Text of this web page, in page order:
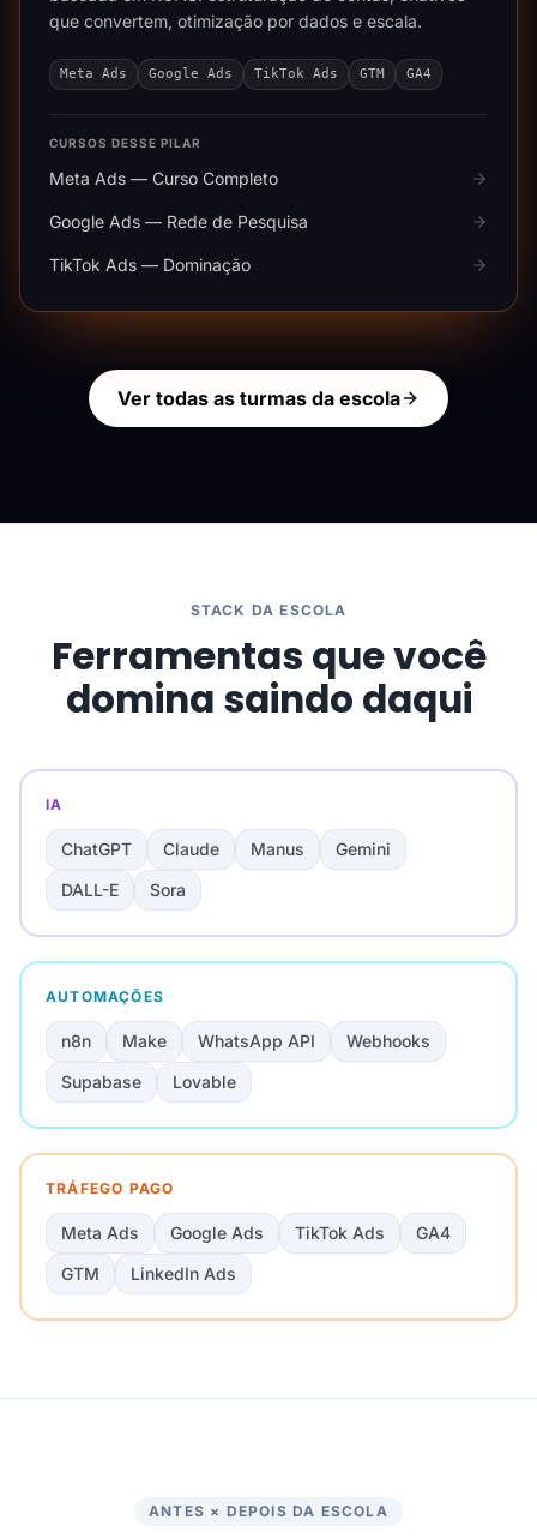
que convertem, otimização por dados e escala.
Meta Ads Google Ads TikTok Ads GTM GA4
CURSOS DESSE PILAR
Meta Ads — Curso Completo
Google Ads — Rede de Pesquisa
TikTok Ads — Dominação
Ver todas as turmas da escola
STACK DA ESCOLA
Ferramentas que você
domina saindo daqui
IA
ChatGPT Claude Manus
Gemini
DALL-E
Sora
AUTOMAÇÕES
n8n Make WhatsApp API
Webhooks
Supabase
Lovable
TRÁFEGO PAGO
Meta Ads Google Ads TikTok Ads
GA4
GTM
LinkedIn Ads
ANTES × DEPOIS DA ESCOLA